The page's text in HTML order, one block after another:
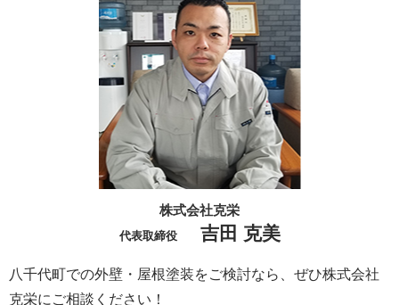
株式会社克栄
代表取締役 吉田 克美
八千代町での外壁・屋根塗装をご検討なら、ぜひ株式会社
克栄にご相談ください！